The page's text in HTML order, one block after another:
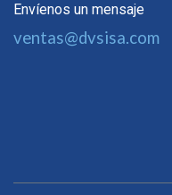
Envíenos un mensaje
ventas@dvsisa.com